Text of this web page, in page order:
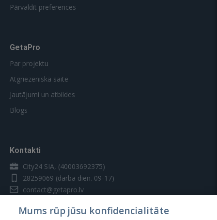
Pārvaldīt preferences
GetaPro
Par projektu
Atgriezeniskā saite
Jautājumi un atbildes
Blogs
Kontakti
City24 SIA, (40003692375)
28259069 (darba dien. 09-17)
contact@getapro.lv
Mums rūp jūsu konfidencialitāte